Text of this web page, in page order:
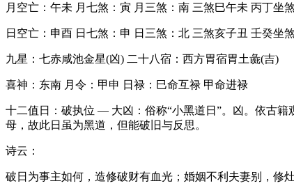
月空亡：午未 月七煞：寅 月三煞：南 三煞巳午未 丙丁坐煞
日空亡：申酉 日七煞：申 日三煞：北 三煞亥子丑 壬癸坐煞
九星：七赤咸池金星(凶) 二十八宿：西方胃宿胃土彘(吉)
喜神：东南 月令：甲申 日禄：巳命互禄 甲命进禄
十二值日：破执位 — 大凶：俗称“小黑道日”。凶。依古
母，故此日虽为黑道，但能破旧与反思。
诗云：
破日为事主如何，造修破财有血光；婚姻不利夫妻别，修灶